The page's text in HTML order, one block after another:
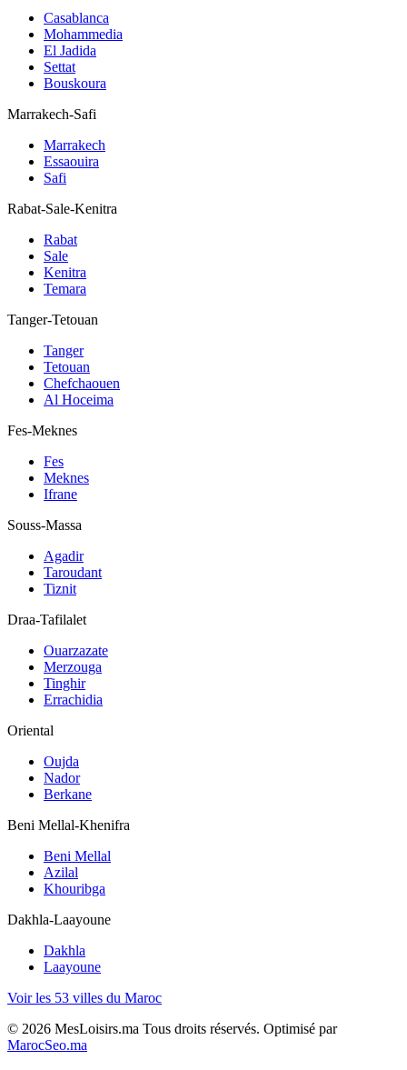
Casablanca
Mohammedia
El Jadida
Settat
Bouskoura
Marrakech-Safi
Marrakech
Essaouira
Safi
Rabat-Sale-Kenitra
Rabat
Sale
Kenitra
Temara
Tanger-Tetouan
Tanger
Tetouan
Chefchaouen
Al Hoceima
Fes-Meknes
Fes
Meknes
Ifrane
Souss-Massa
Agadir
Taroudant
Tiznit
Draa-Tafilalet
Ouarzazate
Merzouga
Tinghir
Errachidia
Oriental
Oujda
Nador
Berkane
Beni Mellal-Khenifra
Beni Mellal
Azilal
Khouribga
Dakhla-Laayoune
Dakhla
Laayoune
Voir les 53 villes du Maroc
© 2026 MesLoisirs.ma Tous droits réservés. Optimisé par
MarocSeo.ma